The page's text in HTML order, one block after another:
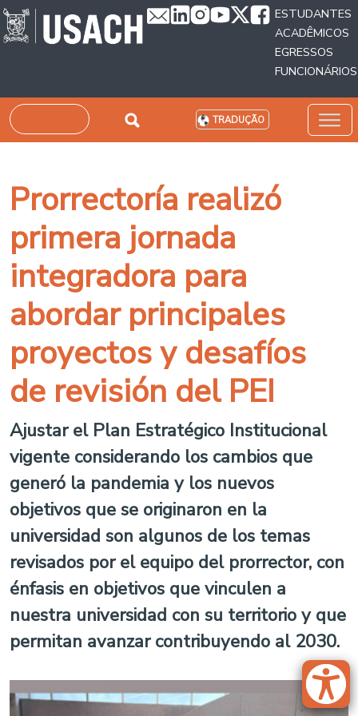
Passar para o conteúdo principal
ESTUDANTES
ACADÊMICOS
EGRESSOS
FUNCIONÁRIOS
Pesquisar TRADUÇÃO
Prorrectoría realizó
primera jornada
integradora para
abordar principales
proyectos y desafíos
de revisión del PEI
Ajustar el Plan Estratégico Institucional
vigente considerando los cambios que
generó la pandemia y los nuevos
objetivos que se originaron en la
universidad son algunos de los temas
revisados por el equipo del prorrector, con
énfasis en objetivos que vinculen a
nuestra universidad con su territorio y que
permitan avanzar contribuyendo al 2030.